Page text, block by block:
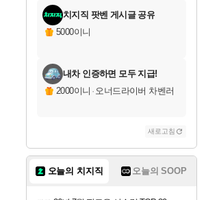
당첨되셨습니다.
당첨되셨습니다.
당첨되셨습니다.
당첨되셨습니다.
에디션 (스팀코드)를 교환.
당첨되셨습니다.
당첨되셨습니다.
당첨되셨습니다.
당첨되셨습니다.
치지직 팟벤 게시글 공유
5000이니
내차 인증하면 모두 지급!
2000이니 · 오너드라이버 차벤러
새로고침
오늘의 치지직 오늘의 SOOP